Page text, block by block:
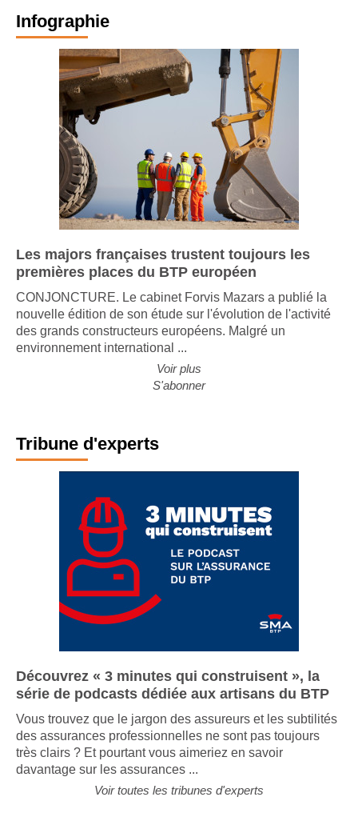
Infographie
Les majors françaises trustent toujours les
premières places du BTP européen
CONJONCTURE. Le cabinet Forvis Mazars a publié la
nouvelle édition de son étude sur l'évolution de l'activité
des grands constructeurs européens. Malgré un
environnement international ...
Voir plus
S'abonner
Tribune d'experts
Découvrez « 3 minutes qui construisent », la
série de podcasts dédiée aux artisans du BTP
Vous trouvez que le jargon des assureurs et les subtilités
des assurances professionnelles ne sont pas toujours
très clairs ? Et pourtant vous aimeriez en savoir
davantage sur les assurances ...
Voir toutes les tribunes d'experts